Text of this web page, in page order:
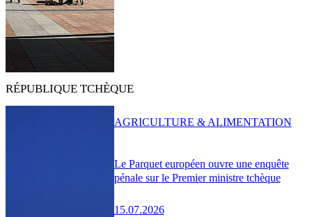
RÉPUBLIQUE TCHÈQUE
Le Parquet européen ouvre une enquête
pénale sur le Premier ministre tchèque
15.07.2026
AGRICULTURE & ALIMENTATION